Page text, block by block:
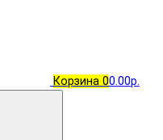
Корзина 00.00р.